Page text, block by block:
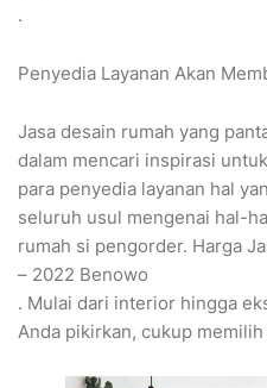
.
Penyedia Layanan Akan
Jasa desain rumah yang
dalam mencari inspirasi
para penyedia layanan hal
seluruh usul mengenai hal-
rumah si pengorder. Harga
– 2022 Benowo
. Mulai dari interior hingga
Anda pikirkan, cukup